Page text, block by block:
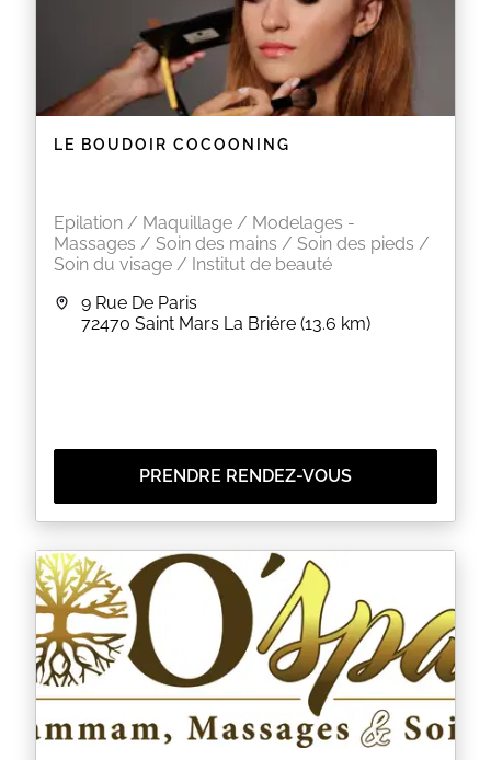
LE BOUDOIR COCOONING
Epilation / Maquillage / Modelages -
Massages / Soin des mains / Soin des pieds /
Soin du visage / Institut de beauté
9 Rue De Paris
72470 Saint Mars La Briére (13.6 km)
PRENDRE RENDEZ-VOUS